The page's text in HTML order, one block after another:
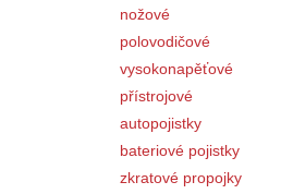
nožové
polovodičové
vysokonapěťové
přístrojové
autopojistky
bateriové pojistky
zkratové propojky